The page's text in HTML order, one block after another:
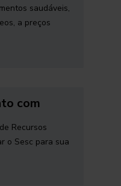
saudáveis,
a preços
com
Recursos
o Sesc para sua